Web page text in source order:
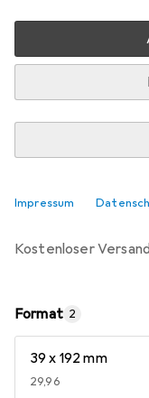
Impressum
Mi, 12.8.
Mehr als 10
Lieferort
Kostenloser
Format 2
39 x 192 mm
EUR
29,96